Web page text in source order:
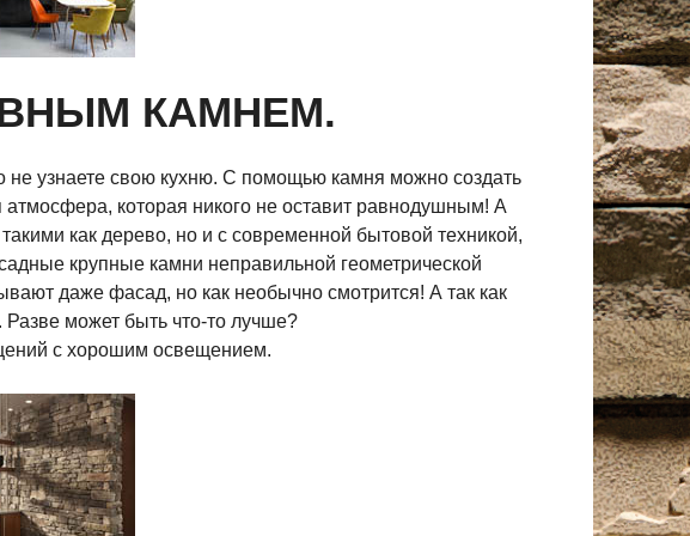
КАМНЕМ.
не узнаете свою кухню. С помощью камня можно создать
которая никого не оставит равнодушным! А
как дерево, но и с современной бытовой техникой,
крупные камни неправильной геометрической
даже фасад, но как необычно смотрится! А так как
может быть что-то лучше?
с хорошим освещением.